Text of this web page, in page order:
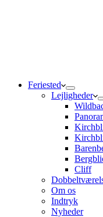
Feriested
Lejligheder
Cliff
Om os
Indtryk
Nyheder